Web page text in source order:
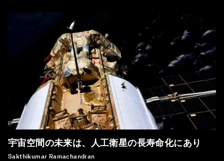
宇宙空間の未来は、人工衛星の長寿命化にあり
Sakthikumar Ramachandran